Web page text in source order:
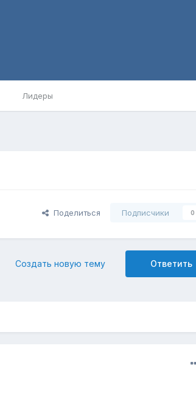
Лидеры
Поделиться Подписчики 0
Ответить
Создать новую тему